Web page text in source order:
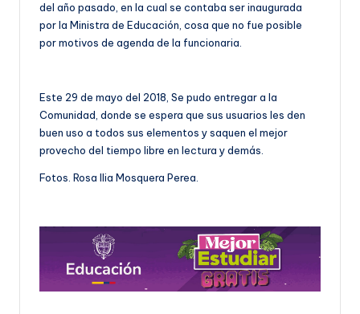
del año pasado, en la cual se contaba ser inaugurada
por la Ministra de Educación, cosa que no fue posible
por motivos de agenda de la funcionaria.
Este 29 de mayo del 2018, Se pudo entregar a la
Comunidad, donde se espera que sus usuarios les den
buen uso a todos sus elementos y saquen el mejor
provecho del tiempo libre en lectura y demás.
Fotos. Rosa Ilia Mosquera Perea.